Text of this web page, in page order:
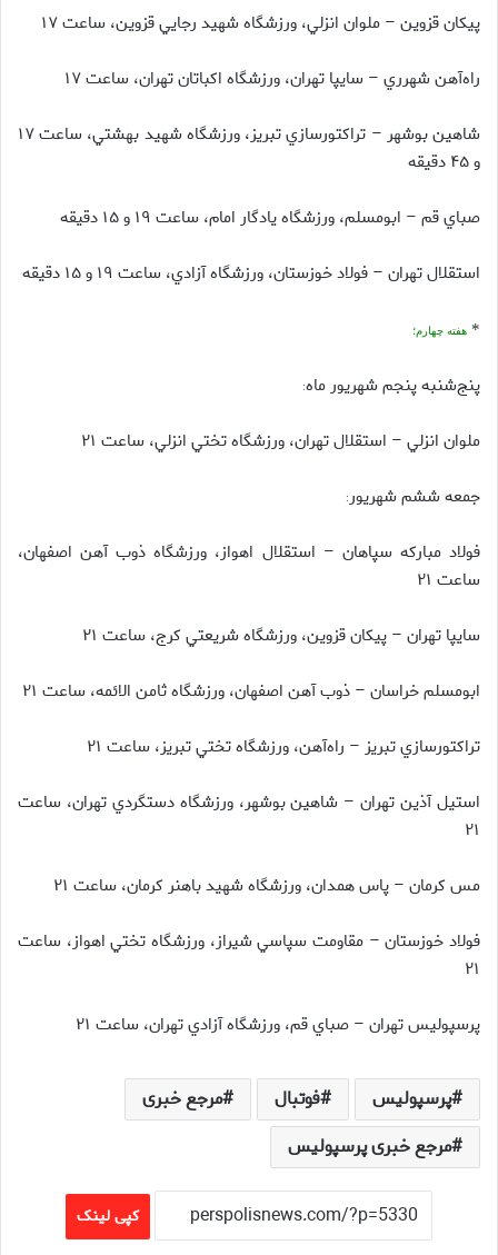
پيكان قزوين – ملوان انزلي، ورزشگاه شهيد رجايي قزوين، ساعت ۱۷
راه‌آهن شهرري – سايپا تهران، ورزشگاه اكباتان تهران، ساعت ۱۷
شاهين بوشهر – تراكتورسازي تبريز، ورزشگاه شهيد بهشتي، ساعت ۱۷
و ۴۵ دقيقه
صباي قم – ابومسلم، ورزشگاه يادگار امام، ساعت ۱۹ و ۱۵ دقيقه
استقلال تهران – فولاد خوزستان، ورزشگاه آزادي، ساعت ۱۹ و ۱۵ دقيقه
* هفته چهارم؛
پنج‌شنبه پنجم شهريور ماه:
ملوان انزلي – استقلال تهران، ورزشگاه تختي انزلي، ساعت ۲۱
جمعه ششم شهريور:
فولاد مباركه سپاهان – استقلال اهواز، ورزشگاه ذوب آهن اصفهان،
ساعت ۲۱
سايپا تهران – پيكان قزوين، ورزشگاه شريعتي كرج، ساعت ۲۱
ابومسلم خراسان – ذوب آهن اصفهان، ورزشگاه ثامن الائمه، ساعت ۲۱
تراكتورسازي تبريز – راه‌آهن، ورزشگاه تختي تبريز، ساعت ۲۱
استيل آذين تهران – شاهين بوشهر، ورزشگاه دستگردي تهران، ساعت
۲۱
مس كرمان – پاس همدان، ورزشگاه شهيد باهنر كرمان، ساعت ۲۱
فولاد خوزستان – مقاومت سپاسي شيراز، ورزشگاه تختي اهواز، ساعت
۲۱
پرسپولیس تهران – صباي قم، ورزشگاه آزادي تهران، ساعت ۲۱
پرسپولیس فوتبال
مرجع خبری
مرجع خبری پرسپولیس
کپی لینک